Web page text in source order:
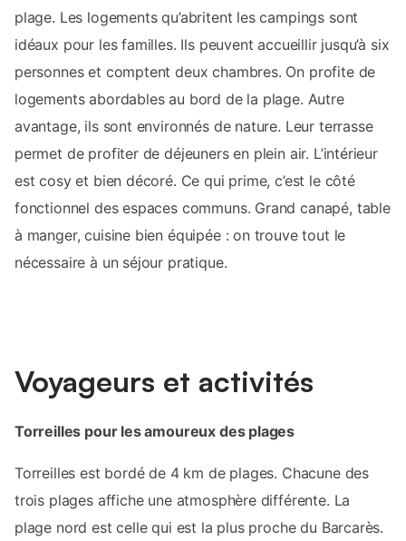
plage. Les logements qu’abritent les campings sont
idéaux pour les familles. Ils peuvent accueillir jusqu’à six
personnes et comptent deux chambres. On profite de
logements abordables au bord de la plage. Autre
avantage, ils sont environnés de nature. Leur terrasse
permet de profiter de déjeuners en plein air. L’intérieur
est cosy et bien décoré. Ce qui prime, c’est le côté
fonctionnel des espaces communs. Grand canapé, table
à manger, cuisine bien équipée : on trouve tout le
nécessaire à un séjour pratique.
Voyageurs et activités
Torreilles pour les amoureux des plages
Torreilles est bordé de 4 km de plages. Chacune des
trois plages affiche une atmosphère différente. La
plage nord est celle qui est la plus proche du Barcarès.